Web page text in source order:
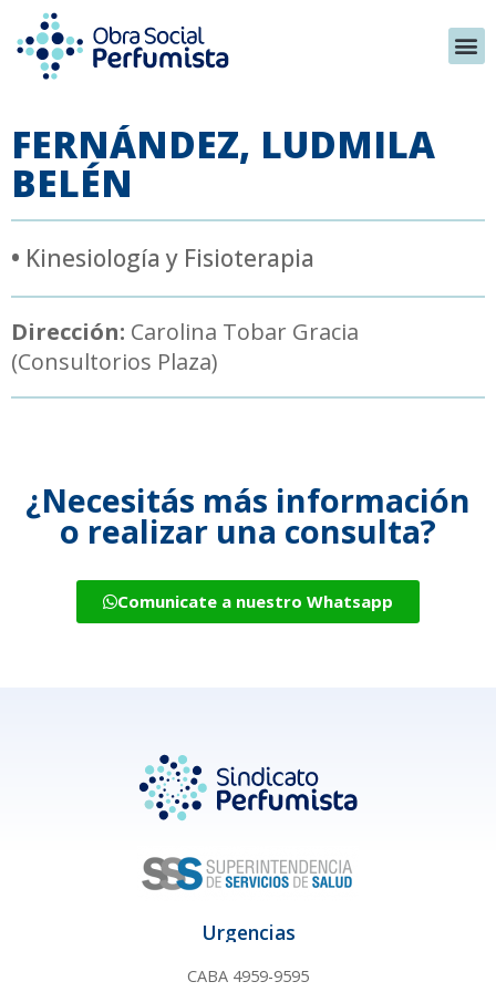
FERNÁNDEZ, LUDMILA
BELÉN
• Kinesiología y Fisioterapia
Dirección: Carolina Tobar Gracia
(Consultorios Plaza)
¿Necesitás más información
o realizar una consulta?
Comunicate a nuestro Whatsapp
Urgencias
CABA 4959-9595